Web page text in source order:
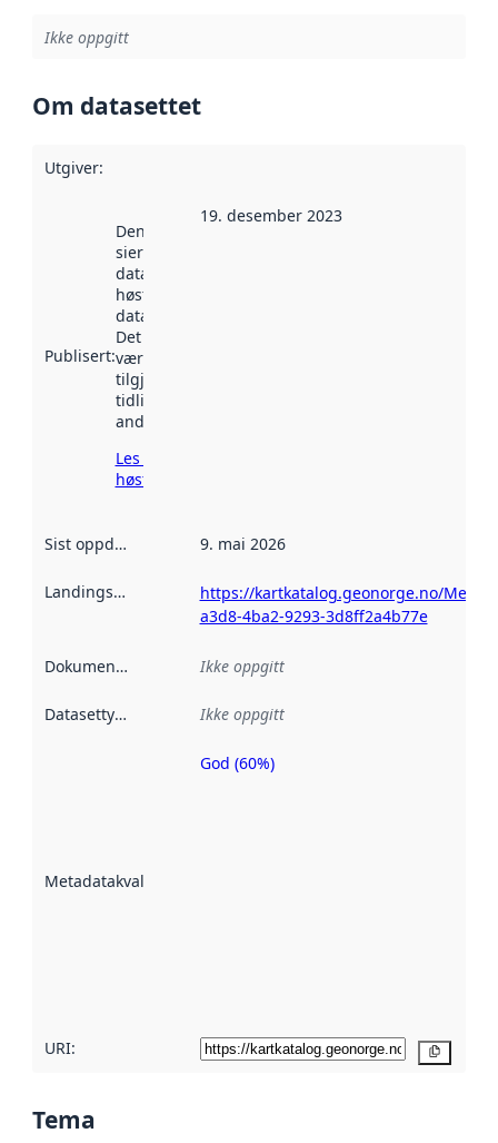
Ikke oppgitt
Om datasettet
Utgiver:
Publisert:
Denne datoen
sier når
datasettet ble
høstet av
data.norge.no.
Det kan ha
vært
tilgjengelig
tidligere
andre steder.
Les mer om
høsting her
19. desember 2023
Sist oppdatert 9. mai 2026
Landingsside
https://kartkatalog.geonorge.no/
a3d8-4ba2-9293-3d8ff2a4b77e
Dokumentasjon Ikke oppgitt
Datasettype Ikke oppgitt
Metadatakvalitet
Metadatakvalitet
God (60%)
URI:
Tema